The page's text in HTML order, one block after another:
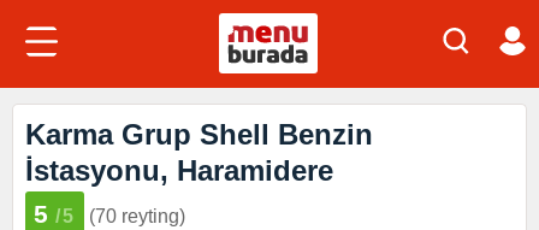
Karma Grup Shell Benzin
İstasyonu, Haramidere
5 /5 (70 reyting)